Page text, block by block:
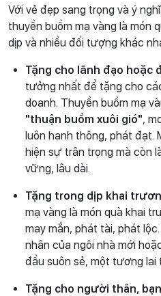
Với vẻ đẹp sang trọng và ý
thuyền buồm mạ vàng là món
dịp và nhiều đối tượng khác
Tặng cho lãnh đạo hoặc
tưởng nhất để tặng cho
doanh. Thuyền buồm mạ
"thuận buồm xuôi gió",
luôn hanh thông, phát đạt.
hiện sự trân trọng mà còn
vững, lâu dài.
Tặng trong dịp khai
mạ vàng là món quà khai
may mắn, phát tài, phát
nhân của ngôi nhà mới
đầu suôn sẻ, một tương lai
Tặng cho người thân,